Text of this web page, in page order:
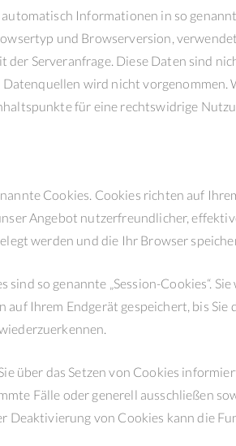
Informationen in so
und Browserversion,
der Serveranfrage. Diese Daten sind
wird nicht vorgenommen.
für eine rechtswidrige
Cookies. Cookies richten auf
Angebot nutzerfreundlicher,
werden und die Ihr Browser
so genannte „Session-Cookies“.
Ihrem Endgerät gespeichert, bis Sie
über das Setzen von Cookies
Fälle oder generell ausschließen
Deaktivierung von Cookies kann die